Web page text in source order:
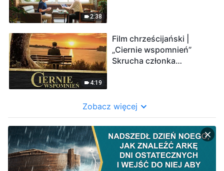
2:38
4:19
Film chrześcijański |
„Ciernie wspomnień”
Skrucha członka
Zobacz więcej